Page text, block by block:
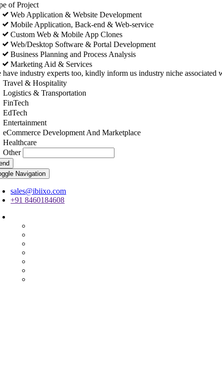
of Project
Web Application & Website Development
Mobile Application, Back-end & Web-service
Custom Web & Mobile App Clones
Web/Desktop Software & Portal Development
Business Planning and Process Analysis
Marketing Aid & Services
have industry experts too, kindly inform us industry niche associated
Travel & Hospitality
Logistics & Transportation
FinTech
EdTech
Entertainment
eCommerce Development And Marketplace
Healthcare
Other
Navigation
sales@ibiixo.com
+91 8460184608